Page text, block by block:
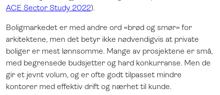
ACE Sector Study 2022).
Boligmarkedet er med andre ord «brød og smør» for
arkitektene, men det betyr ikke nødvendigvis at private
boliger er mest lønnsomme. Mange av prosjektene er små,
med begrensede budsjetter og hard konkurranse. Men de
gir et jevnt volum, og er ofte godt tilpasset mindre
kontorer med effektiv drift og nærhet til kunde.